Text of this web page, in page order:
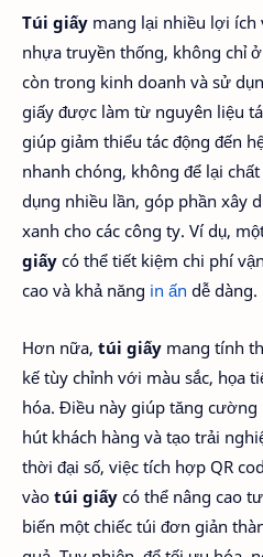
Túi giấy mang lại nhiều lợi
nhựa truyền thống, không chỉ
còn trong kinh doanh và sử
giấy được làm từ nguyên liệu
giúp giảm thiểu tác động đến
nhanh chóng, không để lại
dụng nhiều lần, góp phần xây
xanh cho các công ty. Ví dụ,
giấy có thể tiết kiệm chi phí
cao và khả năng in ấn dễ dàng.
Hơn nữa, túi giấy mang tính
kế tùy chỉnh với màu sắc, họa
hóa. Điều này giúp tăng
hút khách hàng và tạo trải
thời đại số, việc tích hợp QR
vào túi giấy có thể nâng cao
biến một chiếc túi đơn giản